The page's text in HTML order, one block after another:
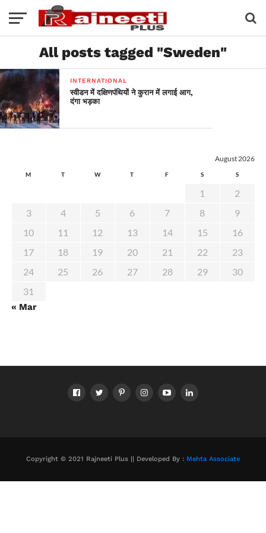
All posts tagged "Sweden"
INTERNATIONAL
स्वीडन में दक्षिणपंथियों ने कुरान में लगाई आग,
दंगा भड़का
August 2026
M T W T F S S
1
2
3
4 5 6 7 8
9
10
11 12 13 14 15
16
17
18 19 20 21 22
23
24
25 26 27 28 29
30
31
« Mar
Copyright © 2021 Rajneeti Plus || Developed By : Mehta Associate